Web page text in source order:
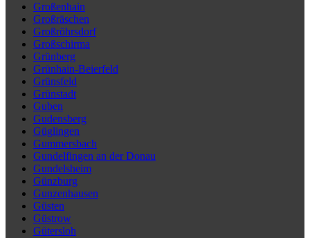
Großenhain
Großräschen
Großröhrsdorf
Großschirma
Grünberg
Grünhain-Beierfeld
Grünsfeld
Grünstadt
Guben
Gudensberg
Güglingen
Gummersbach
Gundelfingen an der Donau
Gundelsheim
Günzburg
Gunzenhausen
Güsten
Güstrow
Gütersloh